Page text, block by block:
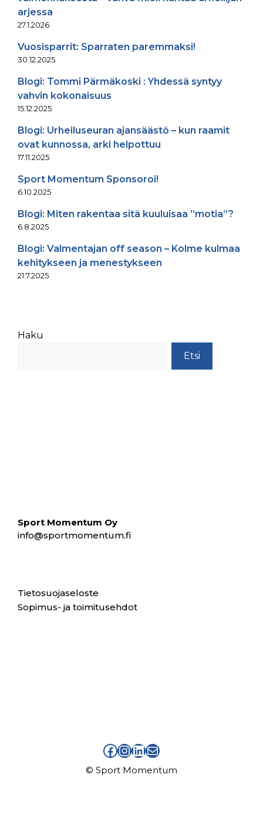
arjessa
27.1.2026
Vuosisparrit: Sparraten paremmaksi!
30.12.2025
Blogi: Tommi Pärmäkoski : Yhdessä syntyy
vahvin kokonaisuus
15.12.2025
Blogi: Urheiluseuran ajansäästö – kun raamit
ovat kunnossa, arki helpottuu
17.11.2025
Sport Momentum Sponsoroi!
6.10.2025
Blogi: Miten rakentaa sitä kuuluisaa ”motia”?
6.8.2025
Blogi: Valmentajan off season – Kolme kulmaa
kehitykseen ja menestykseen
21.7.2025
Haku
Etsi
Sport Momentum Oy
info@sportmomentum.fi
Tietosuojaseloste
Sopimus- ja toimitusehdot
facebook sport momentum
instagram sport momentum
linkedin sport momentum
sähköpostiosoite info at sportmomentum piste fi
© Sport Momentum